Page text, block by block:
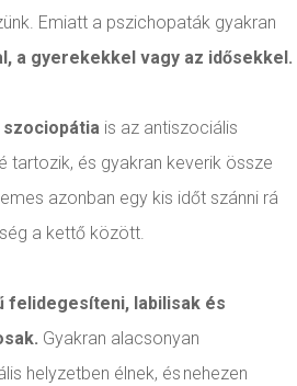
Emiatt a pszichopaták gyakran
a gyerekekkel vagy az idősekkel.
szociopátia is az antiszociális
tartozik, és gyakran keverik össze
azonban egy kis időt szánni rá
a kettő között.
felidegesíteni, labilisak és
Gyakran alacsonyan
helyzetben élnek, és nehezen